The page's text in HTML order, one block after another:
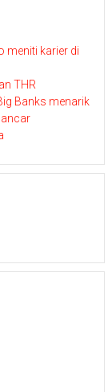
meniti karier di
THR
Banks menarik